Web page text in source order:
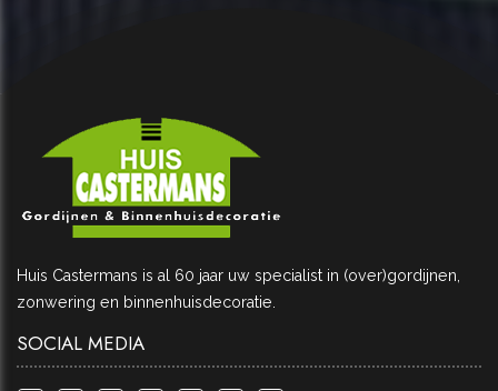
Huis Castermans is al 60 jaar uw specialist in (over)gordijnen,
zonwering en binnenhuisdecoratie.
SOCIAL MEDIA